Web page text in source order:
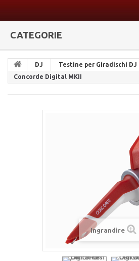
CATEGORIE
DJ Testine per Giradischi DJ
Concorde Digital MKII
Ingrandire